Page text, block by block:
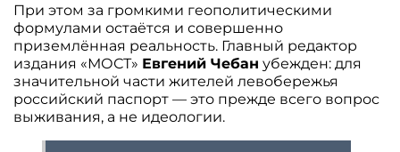
При этом за громкими геополитическими
формулами остаётся и совершенно
приземлённая реальность. Главный редактор
издания «МОСТ» Евгений Чебан убежден: для
значительной части жителей левобережья
российский паспорт — это прежде всего вопрос
выживания, а не идеологии.